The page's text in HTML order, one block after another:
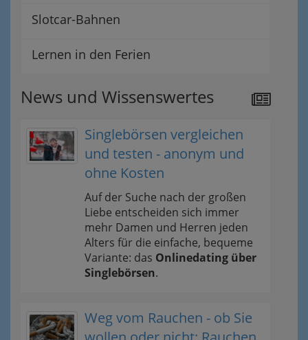
Slotcar-Bahnen
Lernen in den Ferien
News und Wissenswertes
Singlebörsen vergleichen
und testen - anonym und
ohne Kosten
Auf der Suche nach der großen
Liebe entscheiden sich immer
mehr Damen und Herren jeden
Alters für die einfache, bequeme
Variante: das Onlinedating über
Singlebörsen.
Weg vom Rauchen - ob Sie